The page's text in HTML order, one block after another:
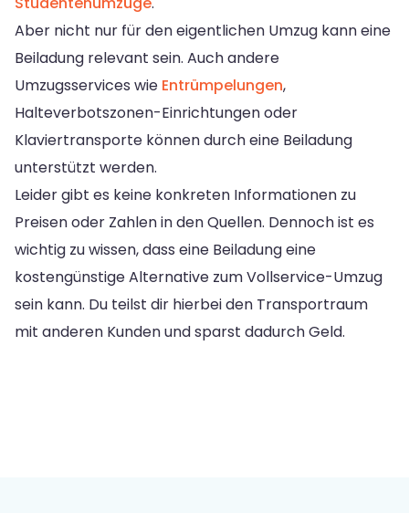
Aber nicht nur für den eigentlichen Umzug kann eine
Beiladung relevant sein. Auch andere
Umzugsservices wie Entrümpelungen,
Halteverbotszonen-Einrichtungen oder
Klaviertransporte können durch eine Beiladung
unterstützt werden.
Leider gibt es keine konkreten Informationen zu
Preisen oder Zahlen in den Quellen. Dennoch ist es
wichtig zu wissen, dass eine Beiladung eine
kostengünstige Alternative zum Vollservice-Umzug
sein kann. Du teilst dir hierbei den Transportraum
mit anderen Kunden und sparst dadurch Geld.